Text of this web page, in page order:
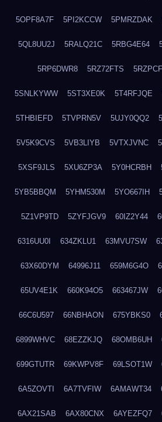
5OPF8A7F 5PI2KCCW 5PMRZDAK
5QL8UU2J 5RALQ21C 5RBG4E64
5RP6DWR8 5RZ72FTS
5SNLKYWW 5ST3XE0K 5T4RFJQE
5THBIEFD 5TVPRN5V 5UJY0QQ2
5V5K9CVS 5VB3LIYB 5VTXJVNC
5XSF9JLS 5XU6ZP3A 5Y0HCRBH
5YB5BBQM 5YHM530M 5YO667IH
5Z1VP9TD 5ZYFJGV9 60IZ2Y44
6316UU0I 634ZKLU1 63MVU7SW
63X60DYM 64996J11 659M6G4O
65UV4E1K 660K94O5 663467JW
66C6U597 66NBHAON 675YBKS0
6899WHVC 68EZZKJQ 68OMB6UH
699GTUTR 69KWPV8F 69LSOT1W
6A5ZOVTI 6A7TVFIW 6AMAWT34
6AX21SAB 6AX80CNX 6AYEZFQ7